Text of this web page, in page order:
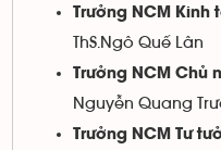
Trưởng NCM Kinh
ThS.Ngô Quế Lân
Trưởng NCM
Nguyễn Quang
Trưởng NCM Tư